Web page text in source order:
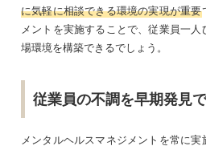
に気軽に相談できる環境の実現が重要
メントを実施することで、従業員一
場環境を構築できるでしょう。
従業員の不調を早期発見
メンタルヘルスマネジメントを常に